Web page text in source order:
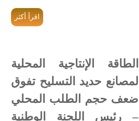
اقرأ أكثر
الطاقة الإنتاجية المحلية
لمصانع حديد التسليح تفوق
ضعف حجم الطلب المحلي
– رئيس اللجنة الوطنية